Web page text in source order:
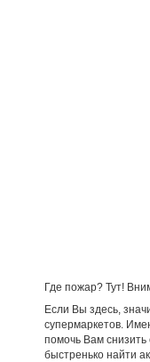
Где пожар? Тут!
Если Вы здесь,
супермаркетов.
помочь Вам
быстренько найти